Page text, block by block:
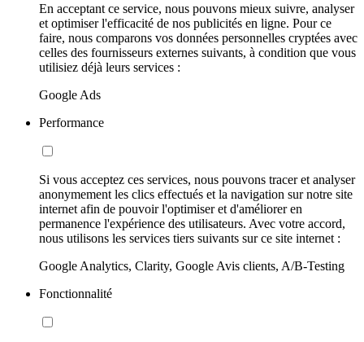
En acceptant ce service, nous pouvons mieux suivre, analyser
et optimiser l'efficacité de nos publicités en ligne. Pour ce
faire, nous comparons vos données personnelles cryptées avec
celles des fournisseurs externes suivants, à condition que vous
utilisiez déjà leurs services :
Google Ads
Performance
Si vous acceptez ces services, nous pouvons tracer et analyser
anonymement les clics effectués et la navigation sur notre site
internet afin de pouvoir l'optimiser et d'améliorer en
permanence l'expérience des utilisateurs. Avec votre accord,
nous utilisons les services tiers suivants sur ce site internet :
Google Analytics, Clarity, Google Avis clients, A/B-Testing
Fonctionnalité